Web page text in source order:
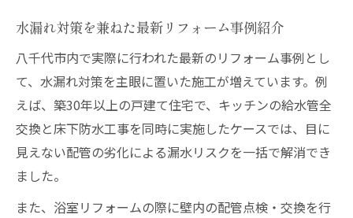
水漏れ対策を兼ねた最新リフォーム事例紹介
八千代市内で実際に行われた最新のリフォーム事例とし
て、水漏れ対策を主眼に置いた施工が増えています。例
えば、築30年以上の戸建て住宅で、キッチンの給水管全
交換と床下防水工事を同時に実施したケースでは、目に
見えない配管の劣化による漏水リスクを一括で解消でき
ました。
また、浴室リフォームの際に壁内の配管点検・交換を行